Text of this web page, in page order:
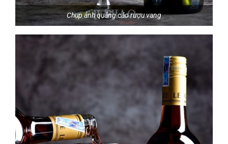
Chụp ảnh quảng cáo rượu vang